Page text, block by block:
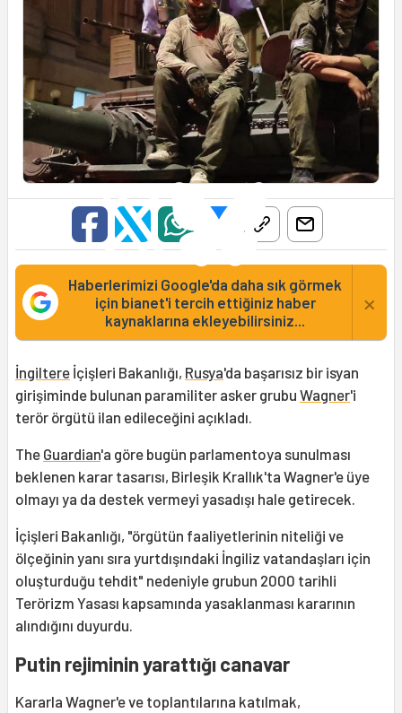
Haberlerimizi Google'da daha sık görmek
için bianet'i tercih ettiğiniz haber
kaynaklarına ekleyebilirsiniz...
×
İngiltere İçişleri Bakanlığı, Rusya'da başarısız bir isyan
girişiminde bulunan paramiliter asker grubu Wagner'i
terör örgütü ilan edileceğini açıkladı.
The Guardian'a göre bugün parlamentoya sunulması
beklenen karar tasarısı, Birleşik Krallık'ta Wagner'e üye
olmayı ya da destek vermeyi yasadışı hale getirecek.
İçişleri Bakanlığı, "örgütün faaliyetlerinin niteliği ve
ölçeğinin yanı sıra yurtdışındaki İngiliz vatandaşları için
oluşturduğu tehdit" nedeniyle grubun 2000 tarihli
Terörizm Yasası kapsamında yasaklanması kararının
alındığını duyurdu.
Putin rejiminin yarattığı canavar
Kararla Wagner'e ve toplantılarına katılmak,